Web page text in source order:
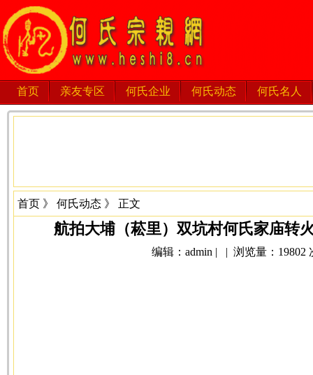
首页 亲友专区 何氏企业 何氏动态 何氏名人
首页 》 何氏动态 》 正文
航拍大埔（菘里）双坑村何氏家庙转
编辑：admin | | 浏览量：19802